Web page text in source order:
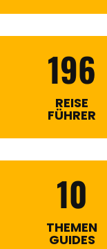
196
REISE
FÜHRER
10
THEMEN
GUIDES